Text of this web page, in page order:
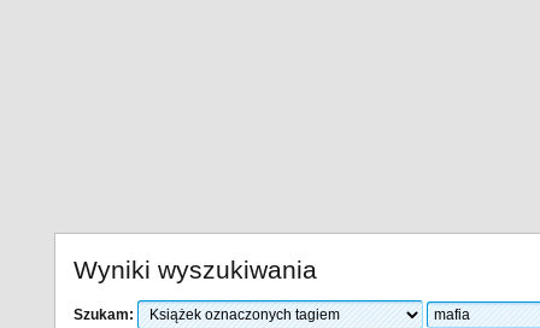
Wyniki wyszukiwania
Szukam: